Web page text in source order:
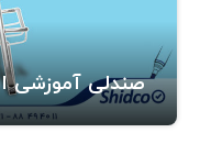
صندلی آموزشی